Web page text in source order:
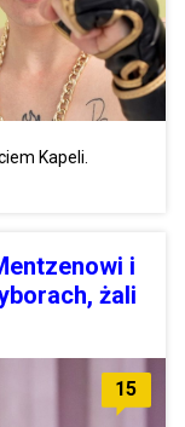
Kapeli.
i
żali
15